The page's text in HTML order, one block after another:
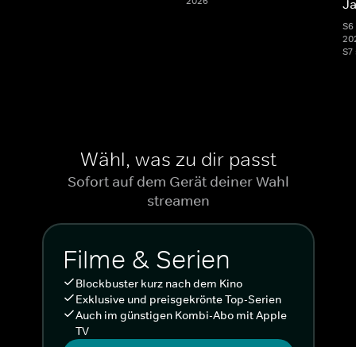
Wähl, was zu dir passt
Sofort auf dem Gerät deiner Wahl
streamen
Filme & Serien
Blockbuster kurz nach dem Kino
Exklusive und preisgekrönte Top-Serien
Auch im günstigen Kombi-Abo mit Apple
TV